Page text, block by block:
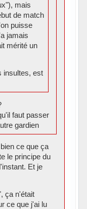
mais
de match
puisse
jamais
mérité un
insultes, est
faut passer
gardien
ce que ça
le principe du
Et je
ça n'était
ce que j'ai lu